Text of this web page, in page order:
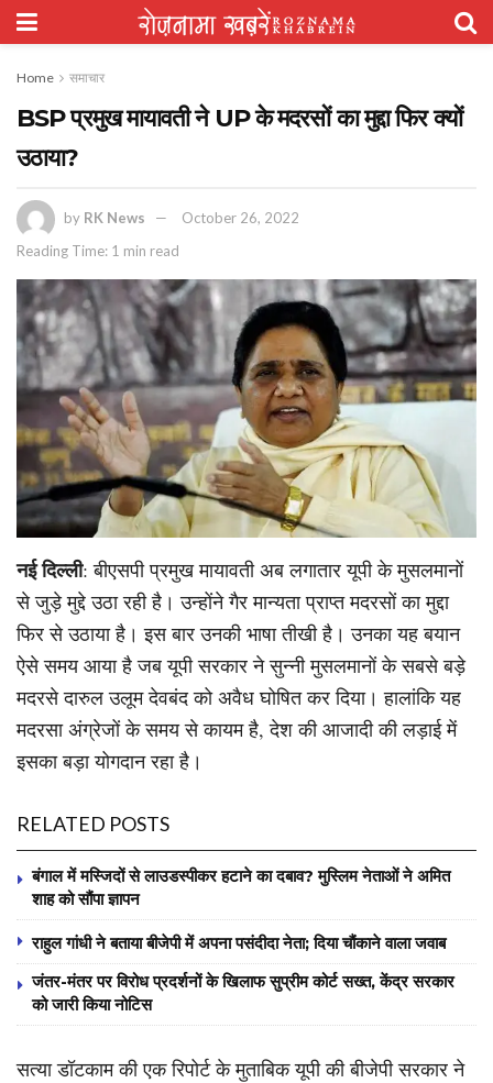
Home समाचार
BSP प्रमुख मायावती ने UP के मदरसों का मुद्दा फिर क्यों
उठाया?
by RK News
October 26, 2022
Reading Time: 1 min read
नई दिल्ली: बीएसपी प्रमुख मायावती अब लगातार यूपी के मुसलमानों
से जुड़े मुद्दे उठा रही है। उन्होंने गैर मान्यता प्राप्त मदरसों का मुद्दा
फिर से उठाया है। इस बार उनकी भाषा तीखी है। उनका यह बयान
ऐसे समय आया है जब यूपी सरकार ने सुन्नी मुसलमानों के सबसे बड़े
मदरसे दारुल उलूम देवबंद को अवैध घोषित कर दिया। हालांकि यह
मदरसा अंग्रेजों के समय से कायम है, देश की आजादी की लड़ाई में
इसका बड़ा योगदान रहा है।
RELATED POSTS
बंगाल में मस्जिदों से लाउडस्पीकर हटाने का दबाव? मुस्लिम नेताओं ने अमित
शाह को सौंपा ज्ञापन
राहुल गांधी ने बताया बीजेपी में अपना पसंदीदा नेता; दिया चौंकाने वाला जवाब
जंतर-मंतर पर विरोध प्रदर्शनों के खिलाफ सुप्रीम कोर्ट सख्त, केंद्र सरकार
को जारी किया नोटिस
सत्या डॉटकाम की एक रिपोर्ट के मुताबिक यूपी की बीजेपी सरकार ने